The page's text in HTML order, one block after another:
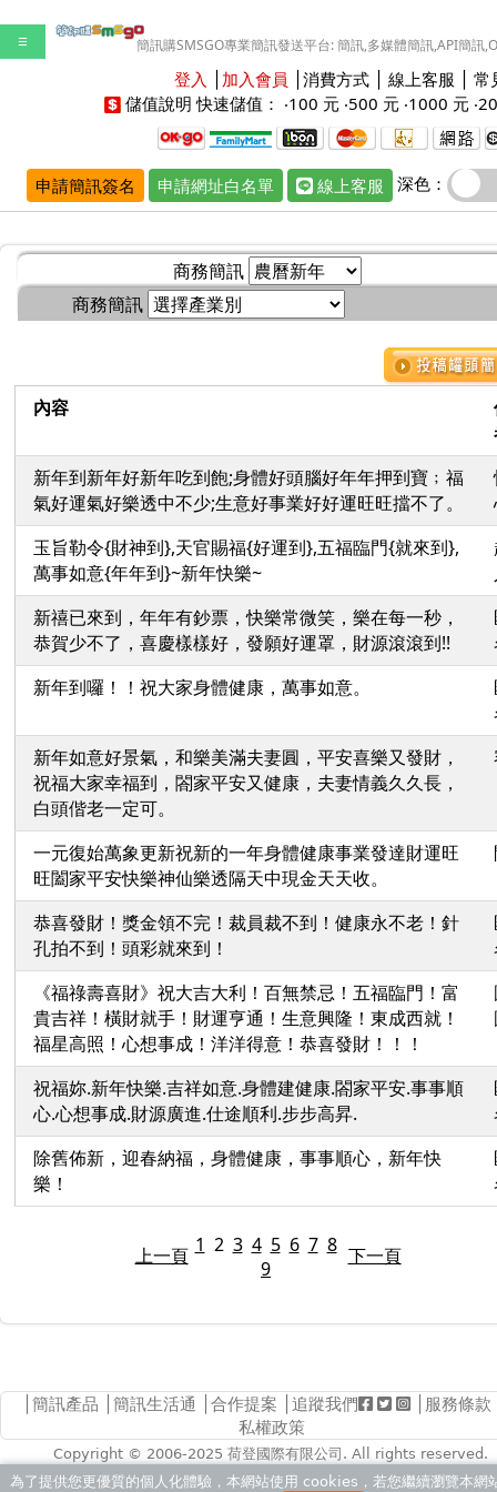
☰ 簡訊購SMSGO專業簡訊發送平台: 簡訊,多媒體簡訊,API簡訊
登入 加入會員 消費方式 線上客服
常
儲值說明 快速儲值： ‧100 元 ‧500 元 ‧1000 元 ‧
申請簡訊簽名 申請網址白名單 線上客服 深色：
商務簡訊
商務簡訊
內容
新年到新年好新年吃到飽;身體好頭腦好年年押到寶﹔福
氣好運氣好樂透中不少;生意好事業好好運旺旺擋不了。
玉旨勒令{財神到},天官賜福{好運到},五福臨門{就來到},
萬事如意{年年到}~新年快樂~
新禧已來到，年年有鈔票，快樂常微笑，樂在每一秒，
恭賀少不了，喜慶樣樣好，發願好運罩，財源滾滾到!!
新年到囉！！祝大家身體健康，萬事如意。
新年如意好景氣，和樂美滿夫妻圓，平安喜樂又發財，
祝福大家幸福到，閤家平安又健康，夫妻情義久久長，
白頭偕老一定可。
一元復始萬象更新祝新的一年身體健康事業發達財運旺
旺闔家平安快樂神仙樂透隔天中現金天天收。
恭喜發財！獎金領不完！裁員裁不到！健康永不老！針
孔拍不到！頭彩就來到！
《福祿壽喜財》祝大吉大利！百無禁忌！五福臨門！富
貴吉祥！橫財就手！財運亨通！生意興隆！東成西就！
福星高照！心想事成！洋洋得意！恭喜發財！！！
祝福妳.新年快樂.吉祥如意.身體建健康.閤家平安.事事順
心.心想事成.財源廣進.仕途順利.步步高昇.
除舊佈新，迎春納福，身體健康，事事順心，新年快
樂！
上一頁 1 2 3 4 5 6 7 8
9
下一頁
簡訊產品 簡訊生活通 合作提案 │追蹤我們 │ 服務條款
私權政策
Copyright © 2006-2025 荷登國際有限公司 . All rights reserved.
為了提供您更優質的個人化體驗，本網站使用 cookies，若您繼續瀏覽本網